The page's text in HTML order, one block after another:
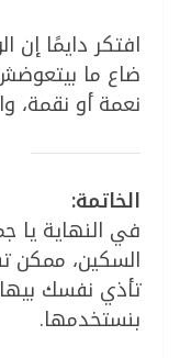
افتكر دايمًا
ضاع ما
نعمة أو نقمة،
الخاتمة:
في النهاية يا
السكين،
تأذي نفسك
بنستخدمها.